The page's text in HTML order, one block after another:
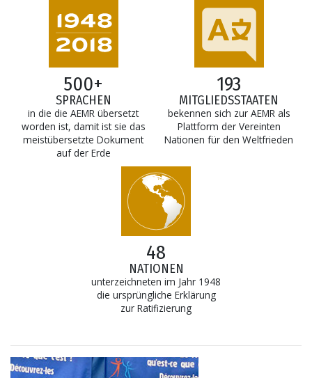
500+
SPRACHEN
in die die AEMR übersetzt
worden ist, damit ist sie das
meistübersetzte Dokument
auf der Erde
193
MITGLIEDSSTAATEN
bekennen sich zur AEMR als
Plattform der Vereinten
Nationen für den Weltfrieden
48
NATIONEN
unterzeichneten im Jahr 1948
die ursprüngliche Erklärung
zur Ratifizierung